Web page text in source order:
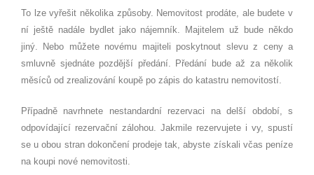
To lze vyřešit několika způsoby. Nemovitost prodáte, ale budete v
ní ještě nadále bydlet jako nájemník. Majitelem už bude někdo
jiný. Nebo můžete novému majiteli poskytnout slevu z ceny a
smluvně sjednáte pozdější předání. Předání bude až za několik
měsíců od zrealizování koupě po zápis do katastru nemovitostí.
Případně navrhnete nestandardní rezervaci na delší období, s
odpovídající rezervační zálohou. Jakmile rezervujete i vy, spustí
se u obou stran dokončení prodeje tak, abyste získali včas peníze
na koupi nové nemovitosti.